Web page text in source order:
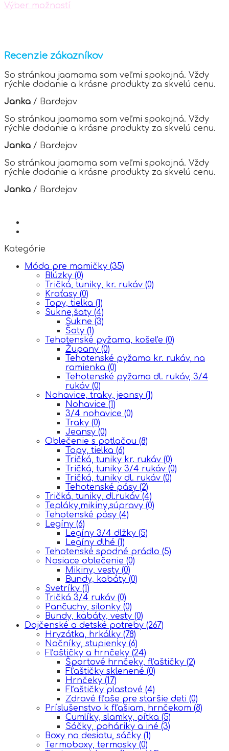
Výber možností
variants.
The
options
may
be
chosen
on
the
product
page
Recenzie zákazníkov
So stránkou jaamama som veľmi spokojná. Vždy
rýchle dodanie a krásne produkty za skvelú cenu.
Janka / Bardejov
So stránkou jaamama som veľmi spokojná. Vždy
rýchle dodanie a krásne produkty za skvelú cenu.
Janka / Bardejov
So stránkou jaamama som veľmi spokojná. Vždy
rýchle dodanie a krásne produkty za skvelú cenu.
Janka / Bardejov
Kategórie
Móda pre mamičky (35)
Blúzky (0)
Tričká, tuniky, kr. rukáv (0)
Kraťasy (0)
Topy, tielka (1)
Sukne,šaty (4)
Sukne (3)
Šaty (1)
Tehotenské pyžama, košeľe (0)
Župany (0)
Tehotenské pyžama kr. rukáv, na
ramienka (0)
Tehotenské pyžama dl. rukáv, 3/4
rukáv (0)
Nohavice, traky, jeansy (1)
Nohavice (1)
3/4 nohavice (0)
Traky (0)
Jeansy (0)
Oblečenie s potlačou (8)
Topy, tielka (6)
Tričká, tuniky kr. rukáv (0)
Tričká, tuniky 3/4 rukáv (0)
Tričká, tuniky dl. rukáv (0)
Tehotenské pásy (2)
Tričká, tuniky, dl.rukáv (4)
Tepláky,mikiny,súpravy (0)
Tehotenské pásy (4)
Legíny (6)
Legíny 3/4 dlžky (5)
Legíny dlhé (1)
Tehotenské spodné prádlo (5)
Nosiace oblečenie (0)
Mikiny, vesty (0)
Bundy, kabáty (0)
Svetríky (1)
Tričká 3/4 rukáv (0)
Pančuchy, silonky (0)
Bundy, kabáty, vesty (0)
Dojčenské a detské potreby (267)
Hryzátka, hrkálky (78)
Nočníky, stupienky (6)
Fľaštičky a hrnčeky (24)
Športové hrnčeky, fľaštičky (2)
Fľaštičky sklenené (0)
Hrnčeky (17)
Fľaštičky plastové (4)
Zdravé fľaše pre staršie deti (0)
Príslušenstvo k fľašiam, hrnčekom (8)
Cumlíky, slamky, pítka (5)
Sáčky, poháriky a iné (3)
Boxy na desiatu, sáčky (1)
Termoboxy, termosky (0)